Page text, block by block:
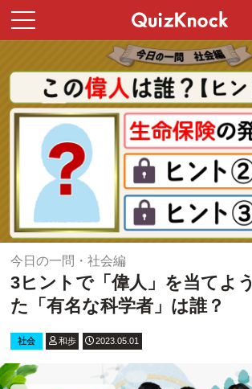
今日の一問・社会編
3ヒントで「偉人」を当てよ
た「有名な科学者」は誰？
社会 和歩 2023.05.01